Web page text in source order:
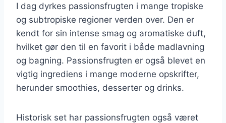
I dag dyrkes passionsfrugten i mange tropiske
og subtropiske regioner verden over. Den er
kendt for sin intense smag og aromatiske duft,
hvilket gør den til en favorit i både madlavning
og bagning. Passionsfrugten er også blevet en
vigtig ingrediens i mange moderne opskrifter,
herunder smoothies, desserter og drinks.
Historisk set har passionsfrugten også været